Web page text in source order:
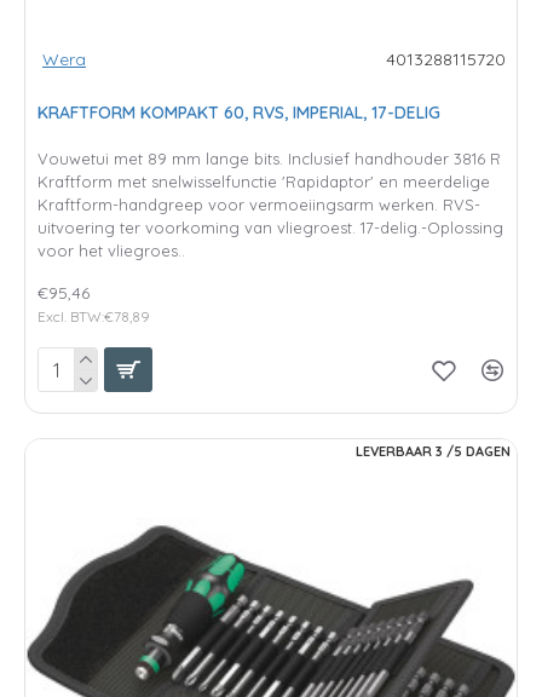
Wera 4013288115720
KRAFTFORM KOMPAKT 60, RVS, IMPERIAL, 17-DELIG
Vouwetui met 89 mm lange bits. Inclusief handhouder 3816 R
Kraftform met snelwisselfunctie 'Rapidaptor' en meerdelige
Kraftform-handgreep voor vermoeiingsarm werken. RVS-
uitvoering ter voorkoming van vliegroest. 17-delig.-Oplossing
voor het vliegroes..
€95,46
Excl. BTW:€78,89
LEVERBAAR 3 /5 DAGEN